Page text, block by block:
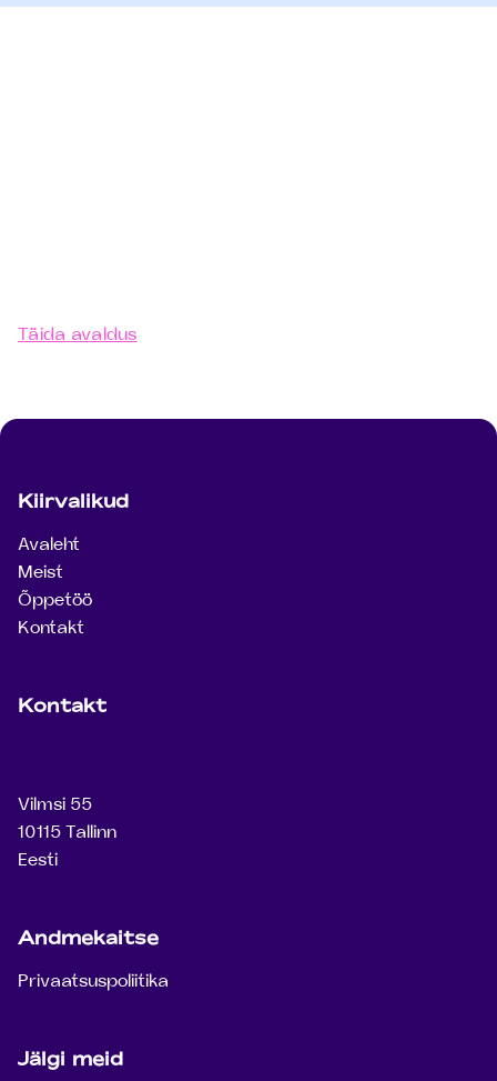
Täida avaldus
Kiirvalikud
Avaleht
Meist
Õppetöö
Kontakt
Kontakt
Vilmsi 55
10115 Tallinn
Eesti
Andmekaitse
Privaatsuspoliitika
Jälgi meid